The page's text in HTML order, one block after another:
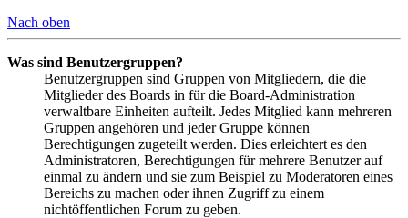
Nach oben
Was sind Benutzergruppen?
Benutzergruppen sind Gruppen von Mitgliedern, die die
Mitglieder des Boards in für die Board-Administration
verwaltbare Einheiten aufteilt. Jedes Mitglied kann mehreren
Gruppen angehören und jeder Gruppe können
Berechtigungen zugeteilt werden. Dies erleichtert es den
Administratoren, Berechtigungen für mehrere Benutzer auf
einmal zu ändern und sie zum Beispiel zu Moderatoren eines
Bereichs zu machen oder ihnen Zugriff zu einem
nichtöffentlichen Forum zu geben.